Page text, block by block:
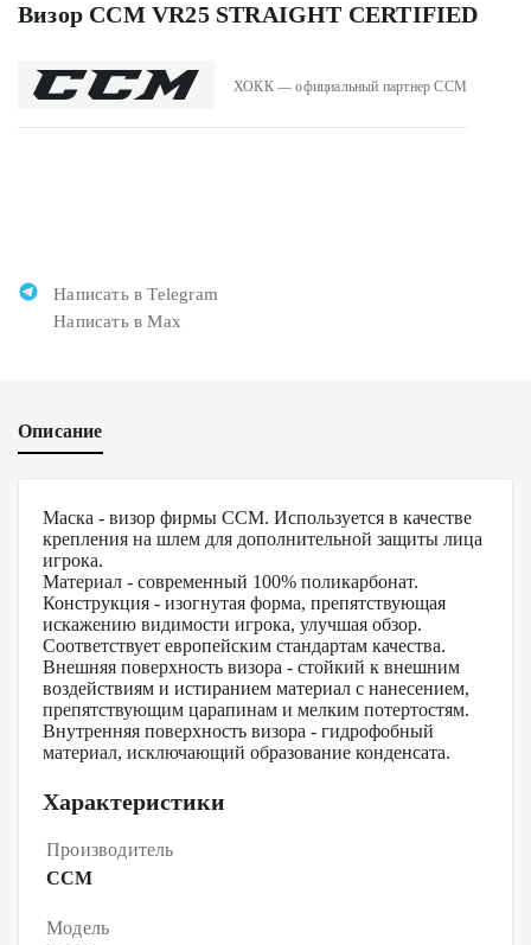
Визор CCM VR25 STRAIGHT CERTIFIED
ХОКК — официальный партнер CCM
Написать в Telegram
Написать в Max
Описание
Маска - визор фирмы ССМ. Используется в качестве
крепления на шлем для дополнительной защиты лица
игрока.
Материал - современный 100% поликарбонат.
Конструкция - изогнутая форма, препятствующая
искажению видимости игрока, улучшая обзор.
Соответствует европейским стандартам качества.
Внешняя поверхность визора - стойкий к внешним
воздействиям и истиранием материал с нанесением,
препятствующим царапинам и мелким потертостям.
Внутренняя поверхность визора - гидрофобный
материал, исключающий образование конденсата.
Характеристики
Производитель
CCM
Модель